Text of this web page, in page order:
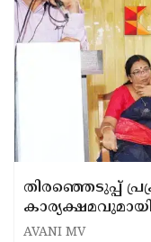
തിരഞ്ഞെടുപ്പ്
കാര്യക്ഷമവുമായി
കളക്ടർ
AVANI MV